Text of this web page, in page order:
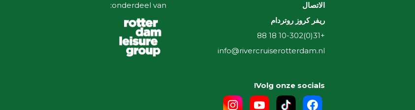
الاتصال
ريفر كروز روتردام
+31(0)10-302 18 88
info@rivercruiserotterdam.nl
Volg onze socials!
onderdeel van: